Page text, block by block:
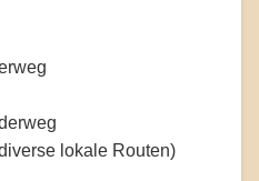
lokale Routen)